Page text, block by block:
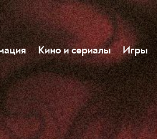
Кино и сериалы Игры